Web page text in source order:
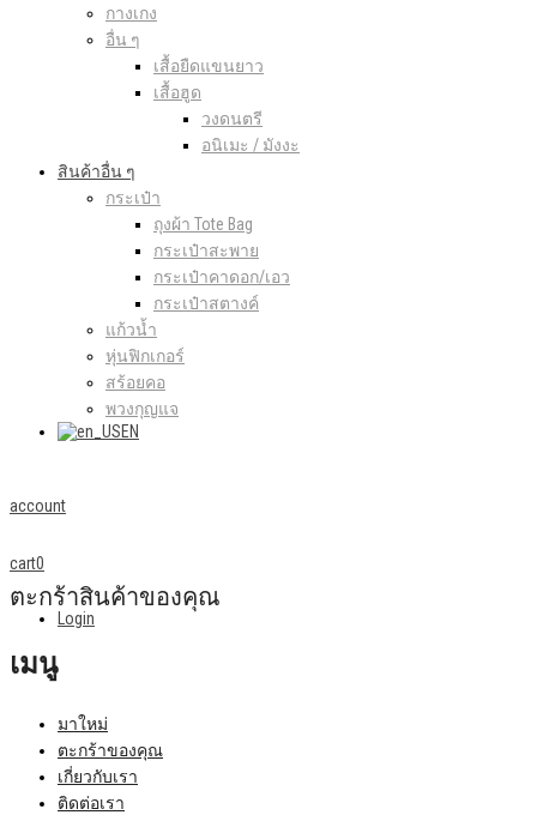
กางเกง
อื่น ๆ
เสื้อยืดแขนยาว
เสื้อฮูด
วงดนตรี
อนิเมะ / มังงะ
สินค้าอื่น ๆ
กระเป๋า
ถุงผ้า Tote Bag
กระเป๋าสะพาย
กระเป๋าคาดอก/เอว
กระเป๋าสตางค์
แก้วน้ำ
หุ่นฟิกเกอร์
สร้อยคอ
พวงกุญแจ
EN
account
Login
cart0
ตะกร้าสินค้าของคุณ
เมนู
มาใหม่
ตะกร้าของคุณ
เกี่ยวกับเรา
ติดต่อเรา